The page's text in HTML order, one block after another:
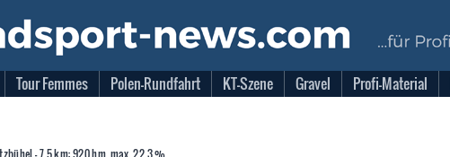
Tour Femmes Polen-Rundfahrt KT-Szene Gravel Profi-Material
- 7,5 km; 920 hm, max. 22,3 %